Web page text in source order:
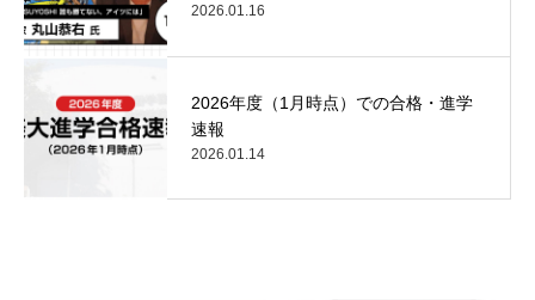
2026.01.16
2026年度（1月時点）での合格・進学
速報
2026.01.14